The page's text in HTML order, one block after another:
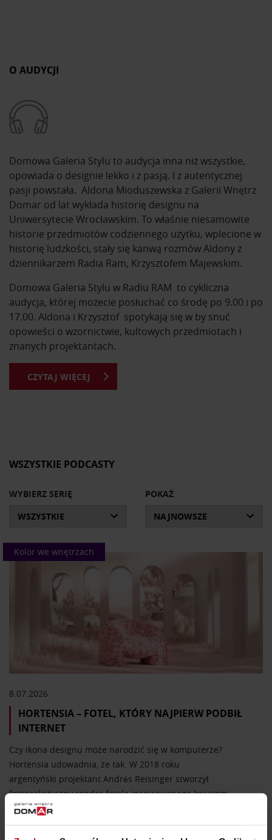
O AUDYCJI
Domowa Galeria Stylu to audycja inna niż wszystkie,
opowiada o designie lekko i z pasją. I z autentycznej
pasji powstała. Aldona Mioduszewska z Galerii Wnętrz
Domar od lat wykłada historię designu na
Uniwersytecie Wrocławskim. To właśnie niesamowite
historie przedmiotów codziennego użytku, wplecione w
historię ludzkości, stały się kanwą rozmów Aldony z
dziennikarzem Radia Ram, Krzysztofem Majewskim.
Domowa Galeria Stylu w Radiu RAM to cykliczna
audycja, której możecie posłuchać co środę po 9.00 i po
17.00. Aldona i Krzysztof spotykają się w by snuć
opowieści o wzornictwie, kultowych przedmiotach i
znanych projektantach.
Z Domowej Galerii Stylu dowiesz się o kultowych
Okazuje się, że za wieloma produktami kryją się
z humorem opowiadają prowadzący. Wszystkie audycje
archiwalne, które ukazały się w latach 2019-2021 oraz
Domowa Galeria Stylu to program obowiązkowy dla
miłośników wzornictwa.
CZYTAJ WIĘCEJ
WSZYSTKIE PODCASTY
WYBIERZ SERIĘ POKAŻ
Kolor we wnętrzach
8.07.2026
HORTENSIA – FOTEL, KTÓRY NAJPIERW PODBIŁ
INTERNET
Czy ikona designu może narodzić się w komputerze?
Hortensia udowadnia, że tak. W 2018 roku
argentyński projektant Andrés Reisinger stworzył
fotorealistyczny render fotela inspirowanego kwiatem
hortensji. Mebel nie istniał, a mimo to zachwycił
tysiące osób, które chciały go kupić. Problem? Był tylko
cyfrowym obrazem. Aby urzeczywistnić swoją wizję,